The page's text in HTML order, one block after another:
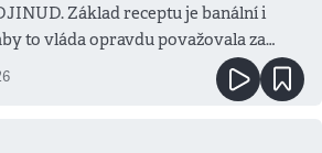
Základ receptu je banální i
to vláda opravdu považovala za